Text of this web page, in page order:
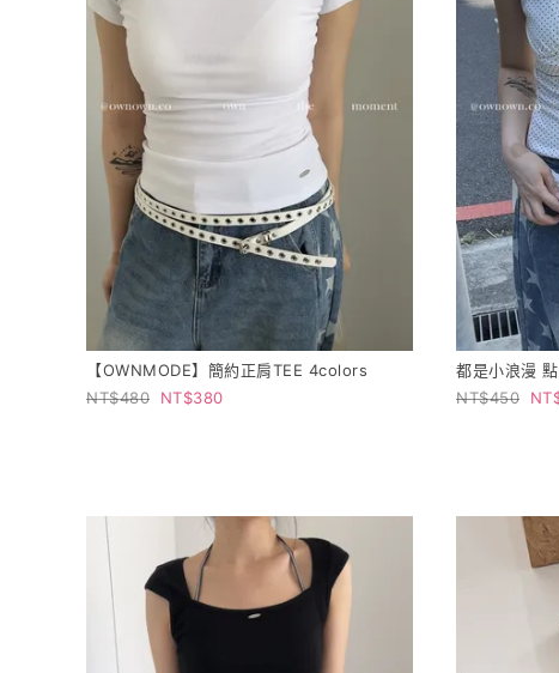
【OWNMODE】簡約正肩TEE 4colors
480
380
都是小浪漫
450